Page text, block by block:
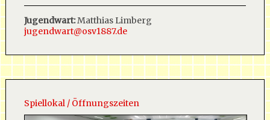
Jugendwart:Matthias Limberg
jugendwart@osv1887.de
Spiellokal / Öffnungszeiten